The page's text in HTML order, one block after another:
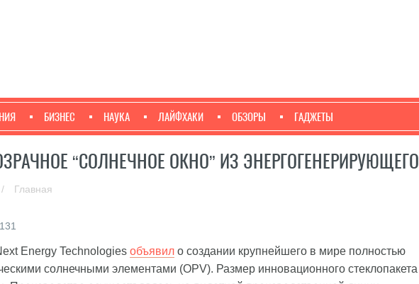
БИЗНЕС НАУКА ЛАЙФХАКИ ОБЗОРЫ ГАДЖЕТЫ
“СОЛНЕЧНОЕ ОКНО” ИЗ ЭНЕРГОГЕНЕРИРУЮЩЕГО
/ Главная
Energy Technologies объявил о создании крупнейшего в мире полностью
солнечными элементами (OPV). Размер инновационного стеклопакета